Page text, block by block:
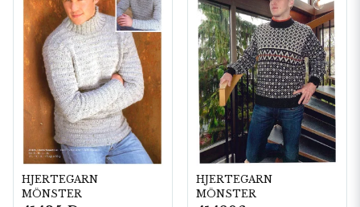
HJERTEGARN
MÖNSTER
HJERTEGARN
MÖNSTER